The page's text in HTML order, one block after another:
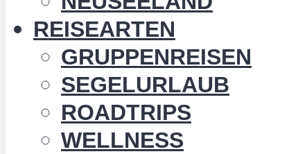
REISEARTEN
GRUPPENREISEN
SEGELURLAUB
ROADTRIPS
WELLNESS